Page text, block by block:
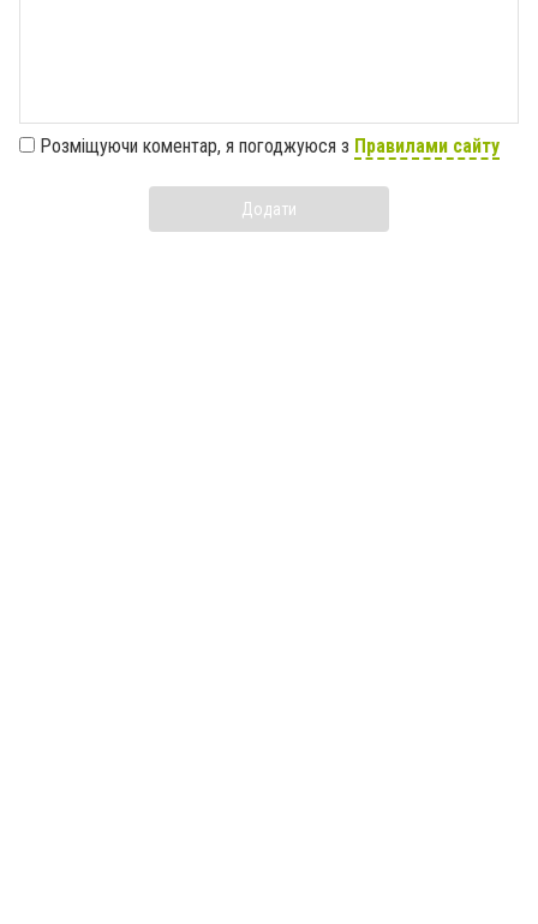
Розміщуючи коментар, я погоджуюся з Правилами сайту
Додати